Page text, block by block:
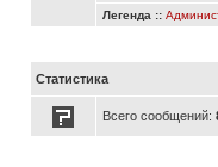
Легенда ::
Статистика
Всего сообщений: